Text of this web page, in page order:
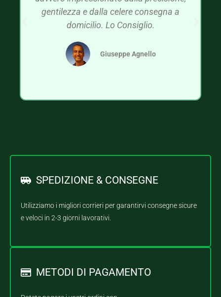
gentilezza e dalla celere consegna a
domicilio. Lo Consiglio.
Giuseppe Agnello
SPEDIZIONE & CONSEGNE
Utilizziamo i migliori corrieri per garantirvi consegne sicure
e veloci in 2-3 giorni lavorativi.
METODI DI PAGAMENTO